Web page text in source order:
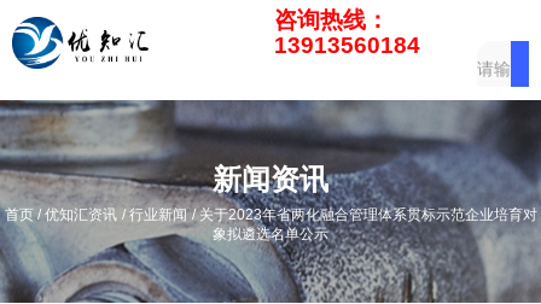
咨询热线：
13913560184
新闻资讯
首页/优知汇资讯 / 行业新闻 /关于2023年省两化融合管理体系贯标示范企业培育对
象拟遴选名单公示